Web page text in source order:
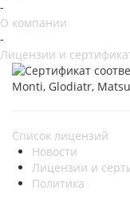
-
О компании
-
Лицензии и
Список лицензий
Новости
Лицензии и
Политика